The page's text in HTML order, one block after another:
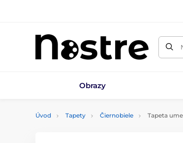
Obrazy
Úvod Tapety Čiernobiele Tapeta